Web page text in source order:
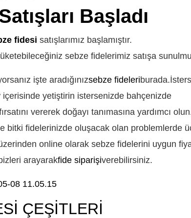
Başladı
fidesi satışlarımız başlamıştır.
sebze fidelerimiz satışa
işte aradığınızsebze fideleri
içerisinde yetiştirin istersenizde bahçenizde
vererek doğayı tanımasına yardımcı
bitki fidelerinizde oluşacak olan problemlerde
online olarak sebze fidelerini uygun
arayarakfide siparişiverebilirsiniz.
ÇEŞİTLERİ